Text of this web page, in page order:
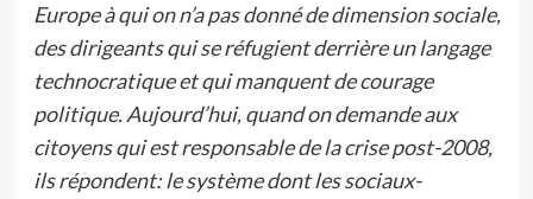
Europe à qui on n’a pas donné de dimension sociale,
des dirigeants qui se réfugient derrière un langage
technocratique et qui manquent de courage
politique. Aujourd’hui, quand on demande aux
citoyens qui est responsable de la crise post-2008,
ils répondent: le système dont les sociaux-